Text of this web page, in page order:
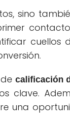
sino
cuellos
calificación
clave.
una